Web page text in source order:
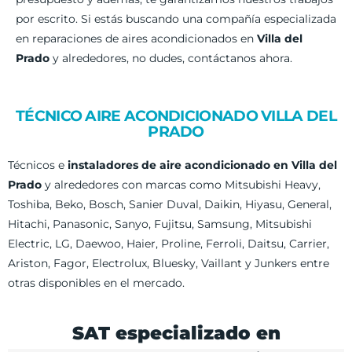
por escrito. Si estás buscando una compañía especializada
en reparaciones de aires acondicionados en Villa del
Prado y alrededores, no dudes, contáctanos ahora.
TÉCNICO AIRE ACONDICIONADO VILLA DEL
PRADO
Técnicos e instaladores de aire acondicionado en Villa del
Prado y alrededores con marcas como Mitsubishi Heavy,
Toshiba, Beko, Bosch, Sanier Duval, Daikin, Hiyasu, General,
Hitachi, Panasonic, Sanyo, Fujitsu, Samsung, Mitsubishi
Electric, LG, Daewoo, Haier, Proline, Ferroli, Daitsu, Carrier,
Ariston, Fagor, Electrolux, Bluesky, Vaillant y Junkers entre
otras disponibles en el mercado.
SAT especializado en